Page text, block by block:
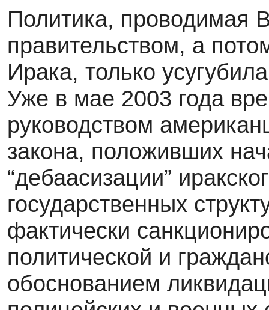
Политика, проводимая
правительством, а
Ирака, только
Уже в мае 2003 года
руководством
закона, положивших
“дебаасизации”
государственных
фактически
политической и
обоснованием